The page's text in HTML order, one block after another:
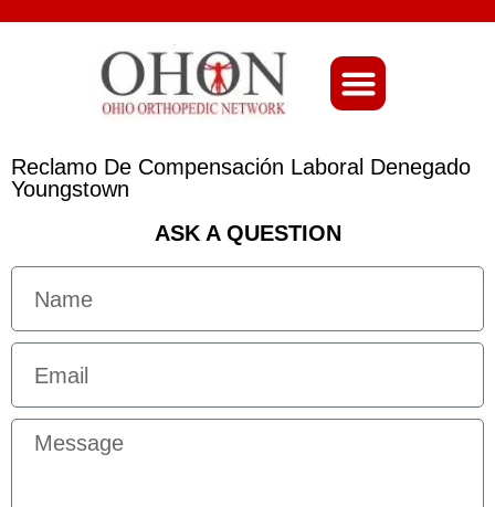
Reclamo De Compensación Laboral Denegado
Youngstown
ASK A QUESTION